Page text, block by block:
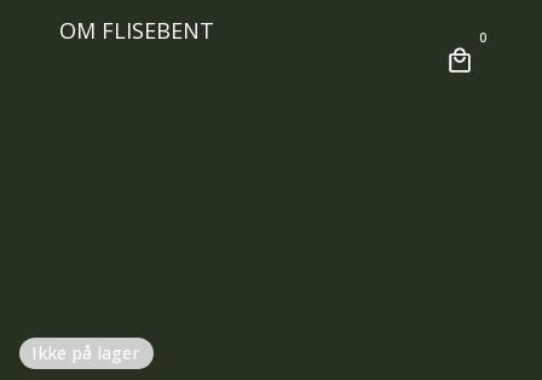
OM FLISEBENT 0
Ikke på lager